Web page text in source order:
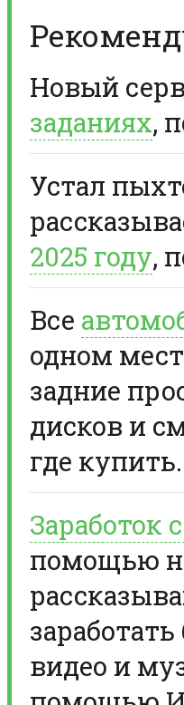
Новый
заданиях,
Устал
2025 году,
Все
одном
задние
дисков и
где купить.
помощью
видео и